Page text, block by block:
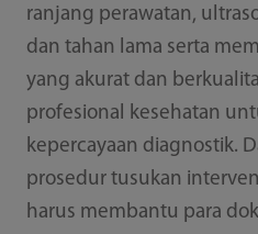
ranjang perawatan,
dan tahan lama serta
yang akurat dan
profesional kesehatan
kepercayaan diagnostik.
prosedur tusukan
harus membantu para